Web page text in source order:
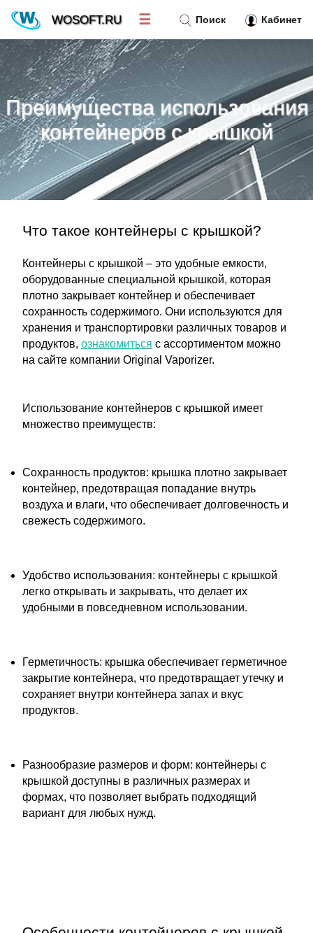
Преимущества использования
контейнеров с крышкой
Что такое контейнеры с крышкой?
Контейнеры с крышкой – это удобные емкости,
оборудованные специальной крышкой, которая
плотно закрывает контейнер и обеспечивает
сохранность содержимого. Они используются для
хранения и транспортировки различных товаров и
продуктов, ознакомиться с ассортиментом можно
на сайте компании Original Vaporizer.
Использование контейнеров с крышкой имеет
множество преимуществ:
Сохранность продуктов: крышка плотно закрывает
контейнер, предотвращая попадание внутрь
воздуха и влаги, что обеспечивает долговечность и
свежесть содержимого.
Удобство использования: контейнеры с крышкой
легко открывать и закрывать, что делает их
удобными в повседневном использовании.
Герметичность: крышка обеспечивает герметичное
закрытие контейнера, что предотвращает утечку и
сохраняет внутри контейнера запах и вкус
продуктов.
Разнообразие размеров и форм: контейнеры с
крышкой доступны в различных размерах и
формах, что позволяет выбрать подходящий
вариант для любых нужд.
Поиск Кабинет
WOSOFT.RU ☰
Новости»
Тренд новостей»
Рубрики»
Правила»